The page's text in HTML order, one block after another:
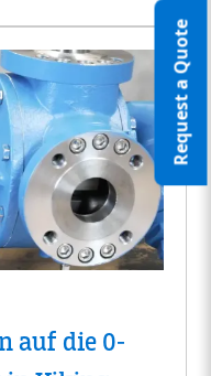
Request a Quote
auf die O-